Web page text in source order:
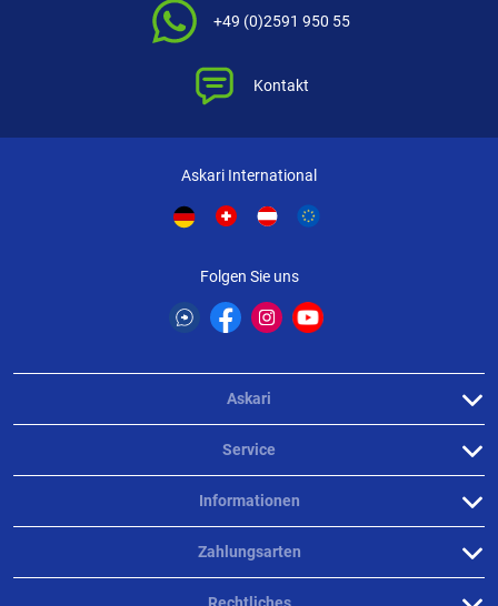
+49 (0)2591 950 55
Kontakt
Askari International
Folgen Sie uns
Askari
Service
Informationen
Zahlungsarten